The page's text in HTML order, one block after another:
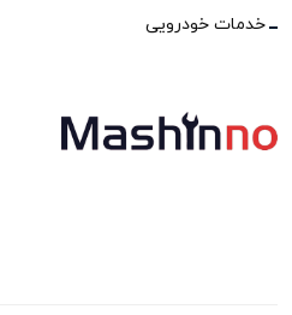
خدمات خودرویی